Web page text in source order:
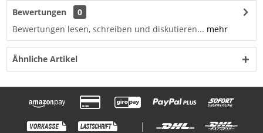
Bewertungen
0
Bewertungen lesen, schreiben und diskutieren... mehr
Ähnliche Artikel
|